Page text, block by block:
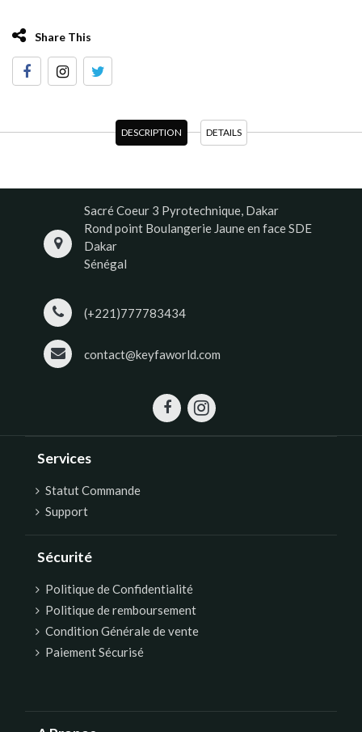
Share This
DESCRIPTION DETAILS
Sacré Coeur 3 Pyrotechnique, Dakar
Rond point Boulangerie Jaune en face SDE
Dakar
Sénégal
(+221)777783434
contact@keyfaworld.com
Services
Statut Commande
Support
Sécurité
Politique de Confidentialité
Politique de remboursement
Condition Générale de vente
Paiement Sécurisé